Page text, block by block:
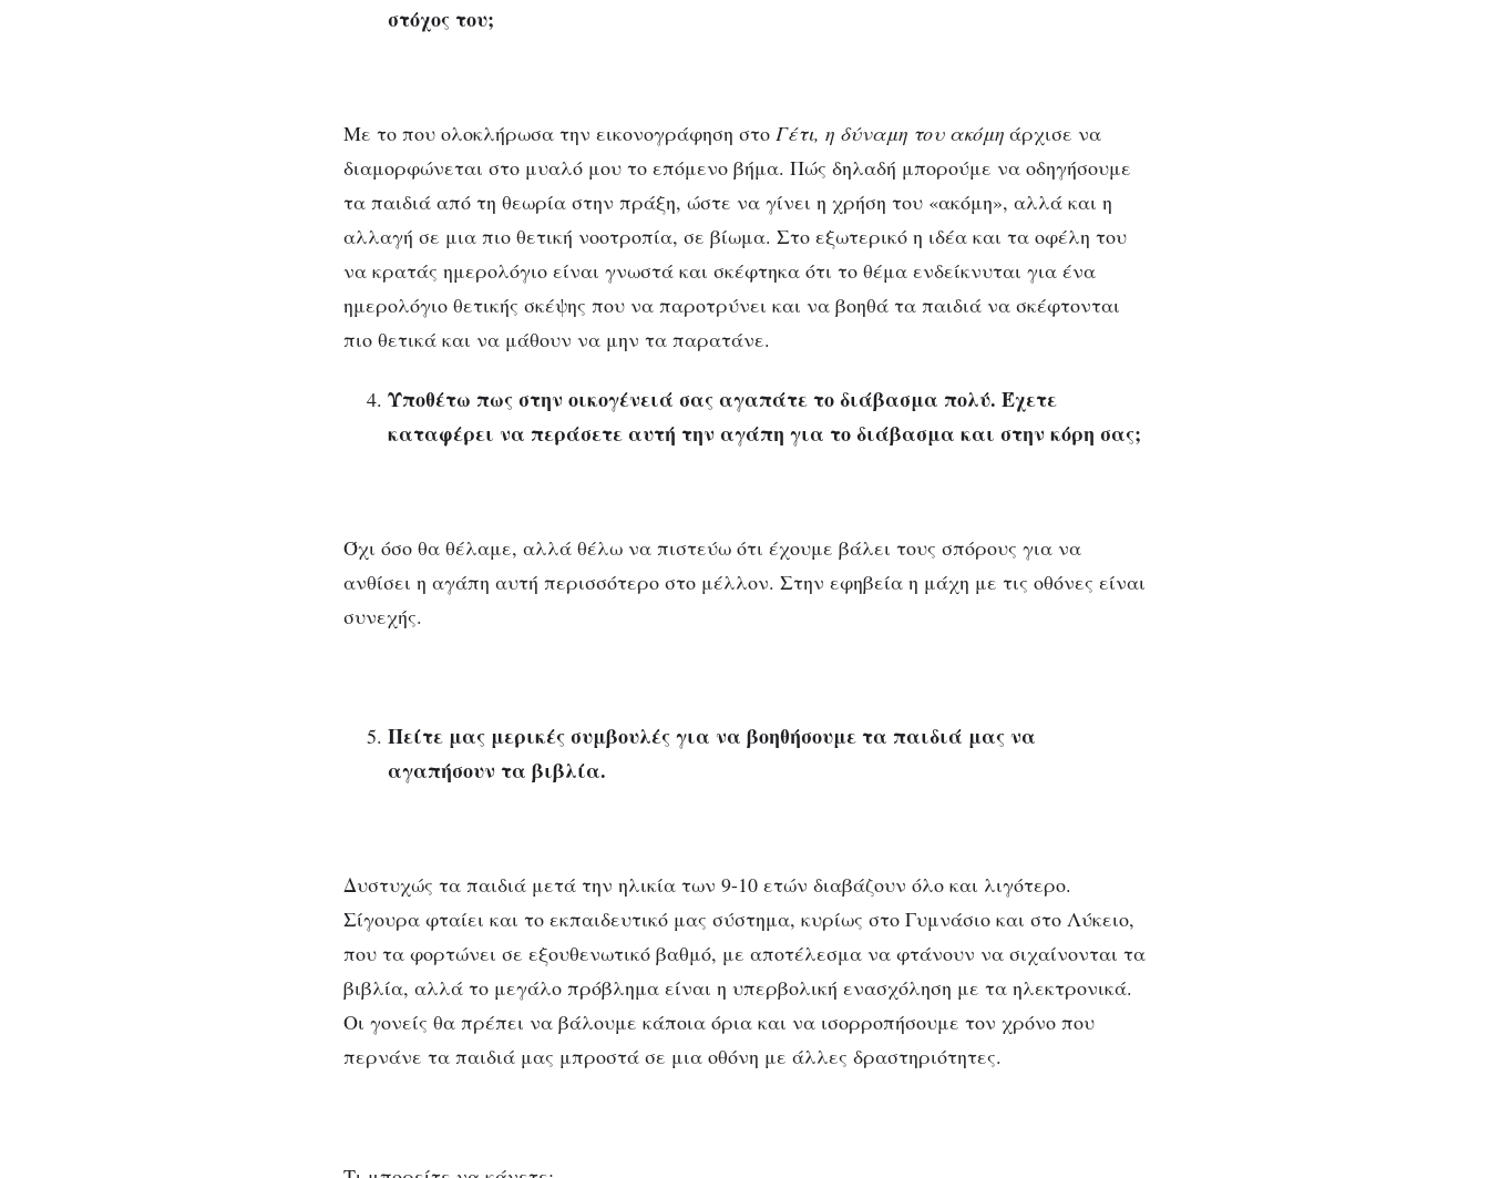
στόχος του;
Με το που ολοκλήρωσα την εικονογράφηση στο Γέτι, η δύναμη του ακόμη άρχισε να
διαμορφώνεται στο μυαλό μου το επόμενο βήμα. Πώς δηλαδή μπορούμε να οδηγήσουμε
τα παιδιά από τη θεωρία στην πράξη, ώστε να γίνει η χρήση του «ακόμη», αλλά και η
αλλαγή σε μια πιο θετική νοοτροπία, σε βίωμα. Στο εξωτερικό η ιδέα και τα οφέλη του
να κρατάς ημερολόγιο είναι γνωστά και σκέφτηκα ότι το θέμα ενδείκνυται για ένα
ημερολόγιο θετικής σκέψης που να παροτρύνει και να βοηθά τα παιδιά να σκέφτονται
πιο θετικά και να μάθουν να μην τα παρατάνε.
Υποθέτω πως στην οικογένειά σας αγαπάτε το διάβασμα πολύ. Έχετε
καταφέρει να περάσετε αυτή την αγάπη για το διάβασμα και στην κόρη σας;
Όχι όσο θα θέλαμε, αλλά θέλω να πιστεύω ότι έχουμε βάλει τους σπόρους για να
ανθίσει η αγάπη αυτή περισσότερο στο μέλλον. Στην εφηβεία η μάχη με τις οθόνες είναι
συνεχής.
Πείτε μας μερικές συμβουλές για να βοηθήσουμε τα παιδιά μας να
αγαπήσουν τα βιβλία.
Δυστυχώς τα παιδιά μετά την ηλικία των 9-10 ετών διαβάζουν όλο και λιγότερο.
Σίγουρα φταίει και το εκπαιδευτικό μας σύστημα, κυρίως στο Γυμνάσιο και στο Λύκειο,
που τα φορτώνει σε εξουθενωτικό βαθμό, με αποτέλεσμα να φτάνουν να σιχαίνονται τα
βιβλία, αλλά το μεγάλο πρόβλημα είναι η υπερβολική ενασχόληση με τα ηλεκτρονικά.
Οι γονείς θα πρέπει να βάλουμε κάποια όρια και να ισορροπήσουμε τον χρόνο που
περνάνε τα παιδιά μας μπροστά σε μια οθόνη με άλλες δραστηριότητες.